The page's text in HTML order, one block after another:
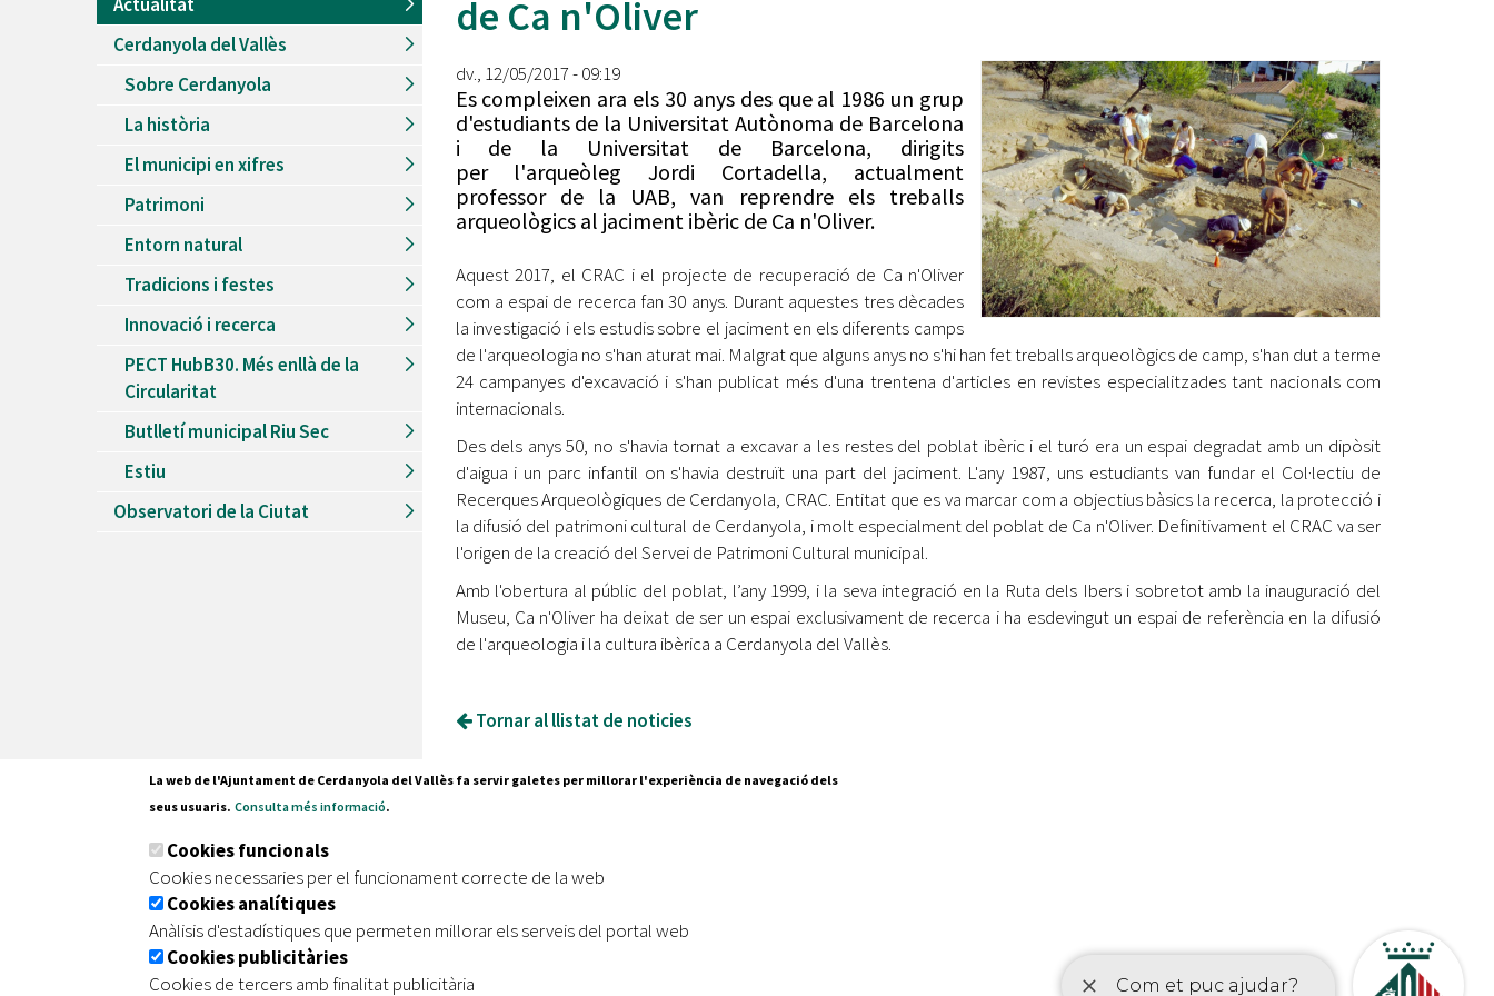
Recursos Humans
Retiment de Comptes
Accés a Informació Pública
Dades Obertes
Catàleg de Serveis i Tràmits
Del26/06/2026al30/08/2026
Patis oberts temporada d'estiu
Piscines d'estiu a Cerdanyola
Del01/06/2026al30/09/2026
Refugis climàtics a Cerdanyola
Jocs d'aigua del Parc Cordelles
Del01/07/2024al31/08/2026
Decorem! Conte 'La truita de nabius'
Oberta la convocatòria d'Ajuts per a l'autoocupació
jove 2026
Cerdanyola opta a més de 5 milions d'euros del Pla de
Barris per transformar les Fontetes, Quatre Cantons i
l'entorn de l'avinguda Catalunya
El FIT presenta el cartell de la seva 16a edició i dona el
tret de sortida al festival
l'eclipsi solar
Entitats
Equipaments
Mercats Municipals
Webs Municipals
Cerdanyola del Vallès
Sobre Cerdanyola
La història
El municipi en xifres
Patrimoni
Entorn natural
Tradicions i festes
Innovació i recerca
PECT HubB30. Més enllà de la
Circularitat
Butlletí municipal Riu Sec
Estiu
Observatori de la Ciutat
de Ca n'Oliver
dv., 12/05/2017 - 09:19
Es compleixen ara els 30 anys des que al 1986 un grup
d'estudiants de la Universitat Autònoma de Barcelona
i de la Universitat de Barcelona, dirigits
per l'arqueòleg Jordi Cortadella, actualment
professor de la UAB, van reprendre els treballs
arqueològics al jaciment ibèric de Ca n'Oliver.
Aquest 2017, el CRAC i el projecte de recuperació de Ca n'Oliver
com a espai de recerca fan 30 anys. Durant aquestes tres dècades
la investigació i els estudis sobre el jaciment en els diferents camps
de l'arqueologia no s'han aturat mai. Malgrat que alguns anys no s'hi han fet treballs arqueològics de camp, s'han dut a terme
24 campanyes d'excavació i s'han publicat més d'una trentena d'articles en revistes especialitzades tant nacionals com
internacionals.
Des dels anys 50, no s'havia tornat a excavar a les restes del poblat ibèric i el turó era un espai degradat amb un dipòsit
d'aigua i un parc infantil on s'havia destruït una part del jaciment. L'any 1987, uns estudiants van fundar el Col·lectiu de
Recerques Arqueològiques de Cerdanyola, CRAC. Entitat que es va marcar com a objectius bàsics la recerca, la protecció i
la difusió del patrimoni cultural de Cerdanyola, i molt especialment del poblat de Ca n'Oliver. Definitivament el CRAC va ser
l'origen de la creació del Servei de Patrimoni Cultural municipal.
Amb l'obertura al públic del poblat, l’any 1999, i la seva integració en la Ruta dels Ibers i sobretot amb la inauguració del
Museu, Ca n'Oliver ha deixat de ser un espai exclusivament de recerca i ha esdevingut un espai de referència en la difusió
de l'arqueologia i la cultura ibèrica a Cerdanyola del Vallès.
Tornar al llistat de noticies
Tel. 935 80 88 88
| Avís legal | Protecció de dades
La web de l'Ajuntament de Cerdanyola del Vallès fa servir galetes per millorar l'experiència de navegació dels
seus usuaris. Consulta més informació.
Cookies funcionals
Cookies necessaries per el funcionament correcte de la web
Cookies analítiques
Anàlisis d'estadístiques que permeten millorar els serveis del portal web
Cookies publicitàries
Cookies de tercers amb finalitat publicitària